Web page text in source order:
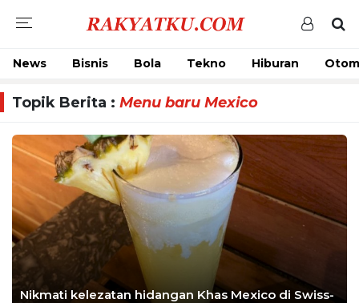
News Bisnis Bola Tekno Hiburan
Topik Berita : Menu baru Mexico
Nikmati kelezatan hidangan Khas Mexico di Swiss-